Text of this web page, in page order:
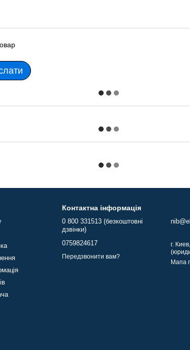
Контактна інформація
0 800 331513 (безкоштовні
дзвінки)
0759824617
Передзвонити вам?
г.
Мапа